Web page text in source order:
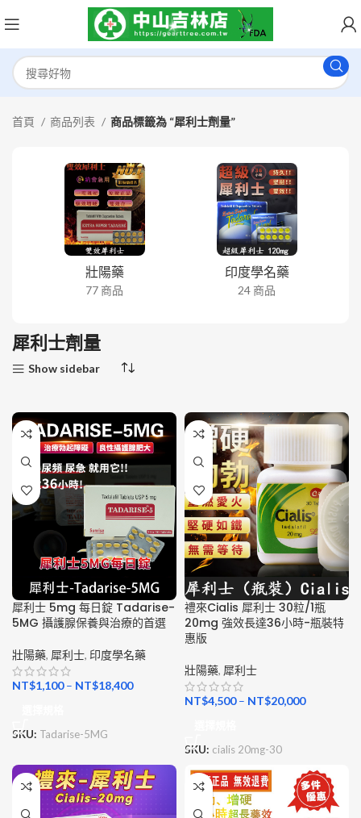
首頁 商品列表 商品標籤為 “犀利士劑量”
壯陽藥
77 商品
印度學名藥
24 商品
犀利士劑量
Show sidebar
犀利士 5mg 每日錠 Tadarise-
5MG 攝護腺保養與治療的首選
壯陽藥, 犀利士, 印度學名藥
NT$1,100– NT$18,400
SKU: Tadarise-5MG
禮來Cialis 犀利士 30粒/1瓶
20mg 強效長達36小時-瓶裝特
惠版
壯陽藥, 犀利士
NT$4,500– NT$20,000
SKU: cialis 20mg-30